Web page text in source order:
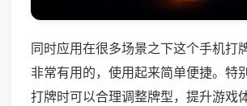
同时应用在很多场景之下这个手机打
非常有用的，使用起来简单便捷。特
打牌时可以合理调整牌型，提升游戏